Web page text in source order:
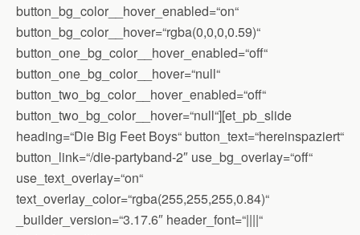
button_bg_color__hover_enabled=“on“
button_bg_color__hover=“rgba(0,0,0,0.59)“
button_one_bg_color__hover_enabled=“off“
button_one_bg_color__hover=“null“
button_two_bg_color__hover_enabled=“off“
button_two_bg_color__hover=“null“][et_pb_slide
heading=“Die Big Feet Boys“ button_text=“hereinspaziert“
button_link=“/die-partyband-2″ use_bg_overlay=“off“
use_text_overlay=“on“
text_overlay_color=“rgba(255,255,255,0.84)“
_builder_version=“3.17.6″ header_font=“||||“